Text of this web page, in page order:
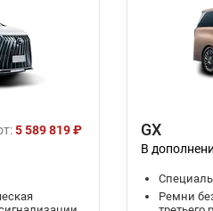
5 589 819 ₽
GX
В
Ремни